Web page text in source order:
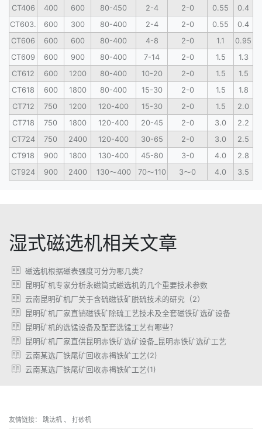
CT406
400 600 80-450 2-4 2-0 0.55
0.4
CT603.
600 300 80-400 2-4 2-0 0.55
0.4
CT606
600 600 80-400 4-8 2-0 1.1
0.95
CT609
600 900 80-400 7-14 2-0 1.5
1.3
CT612
600 1200 80-400 10-20 2-0 1.5
1.5
CT618
600 1800 80-400 15-30 2-0 1.5
1.8
CT712
750 1200 120-400 15-30 2-0 1.5
2.0
CT718
750 1800 120-400 20-45 2-0 3.0
2.2
CT724
750 2400 120-400 30-65 2-0 3.0
2.5
CT918
900 1800 130-400 45-80 3-0 4.0
2.8
CT924
900 2400 130～400 70～110 3～0 4.0 3.5
湿式磁选机相关文章
磁选机根据磁表强度可分为哪几类？
昆明矿机专家分析永磁筒式磁选机的几个重要技术参数
云南昆明矿机厂关于含硫磁铁矿脱硫技术的研究（2）
昆明矿机厂家直销磁铁矿除硫工艺技术及全套磁铁矿选矿设备
昆明矿机的选锰设备及配套选锰工艺有哪些？
昆明矿机厂家直供昆明赤铁矿选矿设备_昆明赤铁矿选矿工艺
云南某选厂铁尾矿回收赤褐铁矿工艺(2)
云南某选厂铁尾矿回收赤褐铁矿工艺(1)
友情链接： 跳汰机 、 打砂机